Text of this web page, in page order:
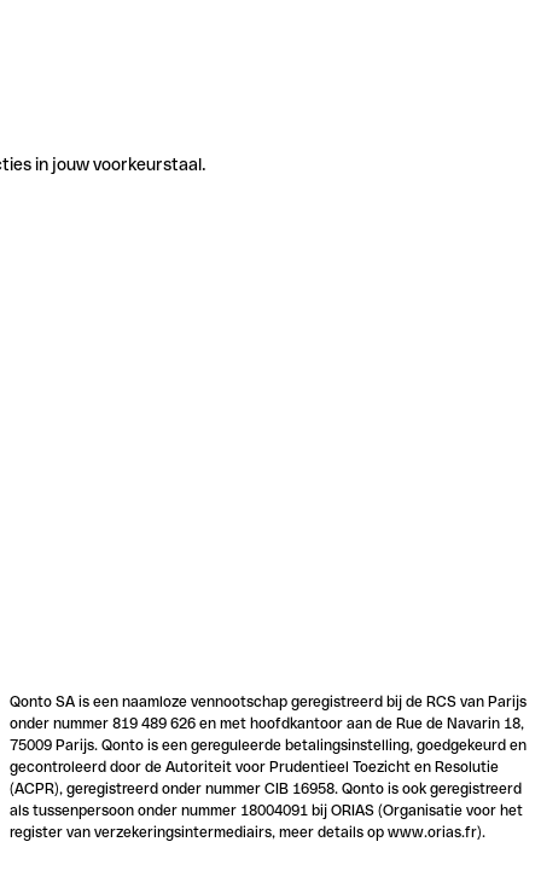
in jouw voorkeurstaal.
Qonto SA is een naamloze vennootschap geregistreerd bij de RCS van Parijs
onder nummer 819 489 626 en met hoofdkantoor aan de Rue de Navarin 18,
75009 Parijs. Qonto is een gereguleerde betalingsinstelling, goedgekeurd en
gecontroleerd door de Autoriteit voor Prudentieel Toezicht en Resolutie
(ACPR), geregistreerd onder nummer CIB 16958. Qonto is ook geregistreerd
als tussenpersoon onder nummer 18004091 bij ORIAS (Organisatie voor het
register van verzekeringsintermediairs, meer details op www.orias.fr).